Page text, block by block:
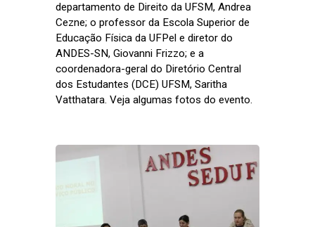
departamento de Direito da UFSM, Andrea
Cezne; o professor da Escola Superior de
Educação Física da UFPel e diretor do
ANDES-SN, Giovanni Frizzo; e a
coordenadora-geral do Diretório Central
dos Estudantes (DCE) UFSM, Saritha
Vatthatara. Veja algumas fotos do evento.